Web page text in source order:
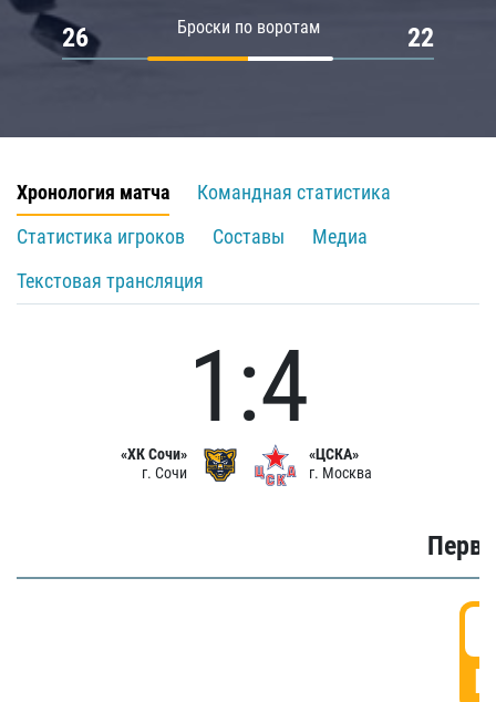
Броски по воротам
26 22
Хронология матча
Командная статистика
Статистика игроков
Составы
Медиа
Текстовая трансляция
«ХК Сочи»
г. Сочи
1:4
«ЦСКА»
г. Москва